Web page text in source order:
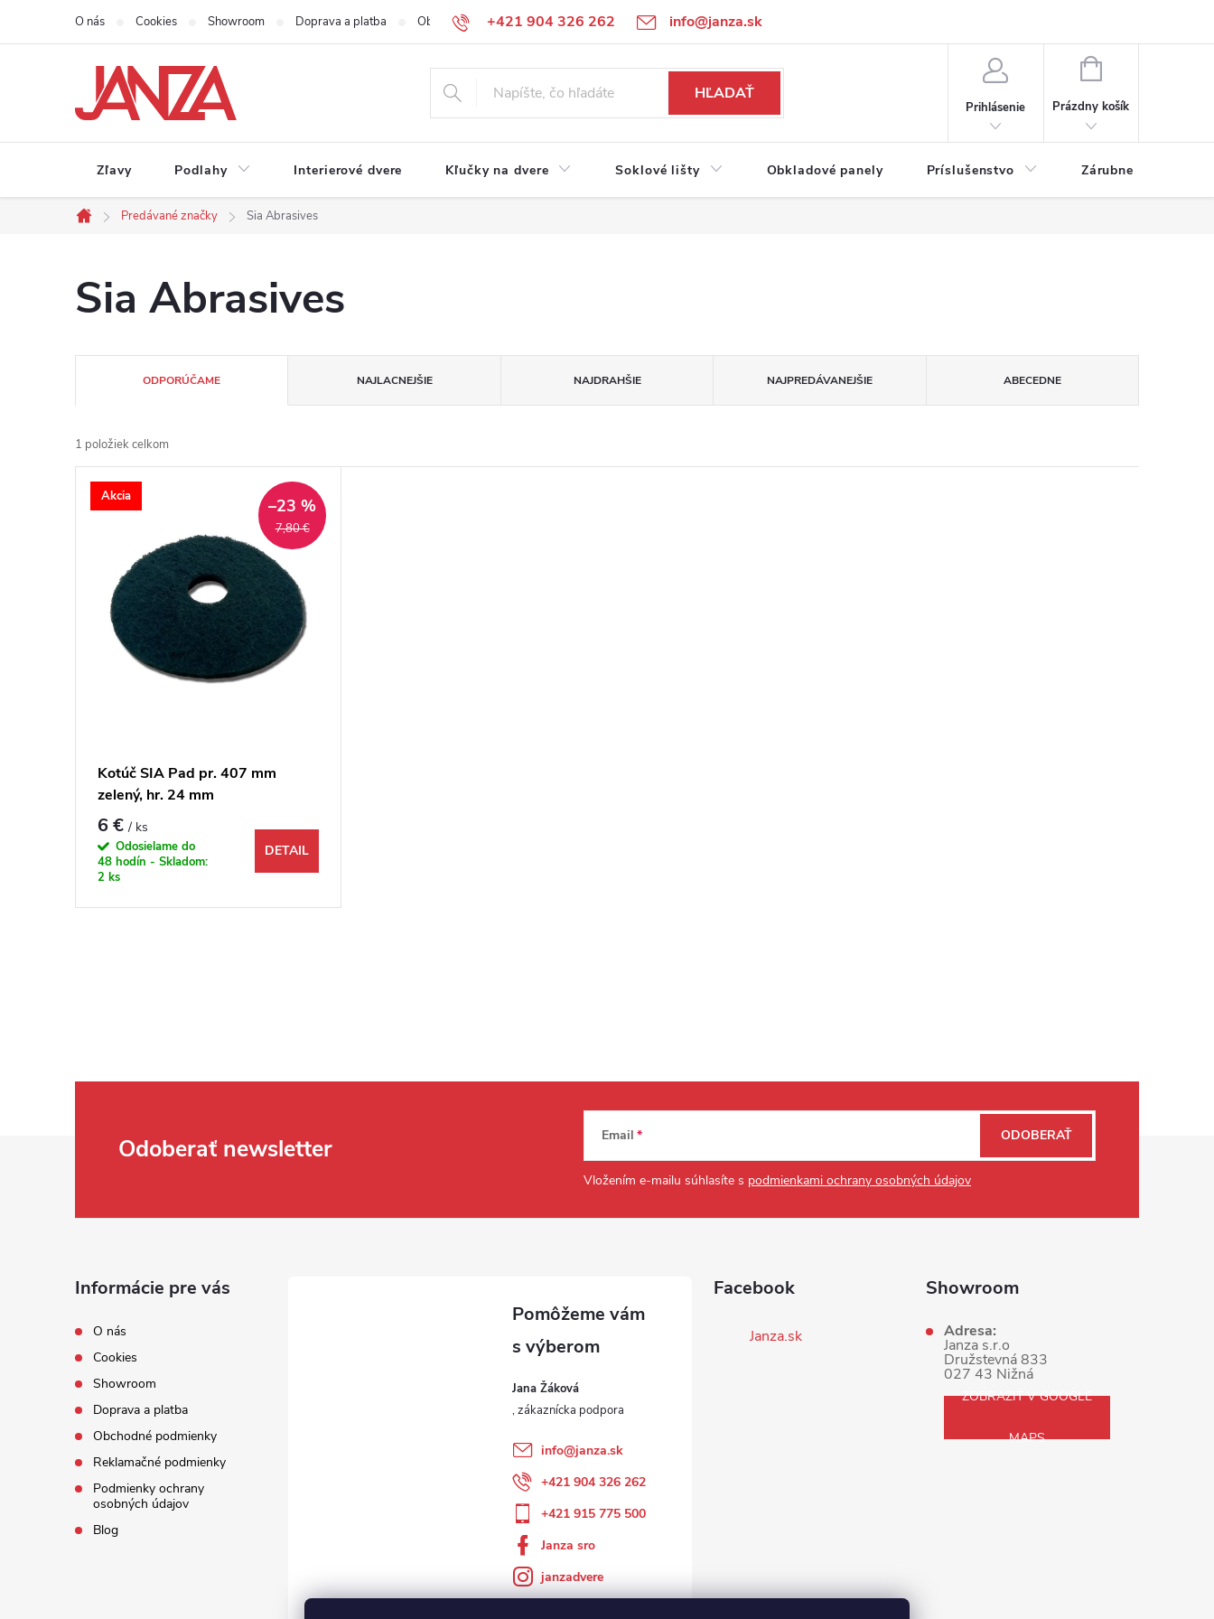
Prejsť na obsah +421 904 326 262 info@janza.sk
O nás Cookies Showroom Doprava a platba Obchodné podmienky Reklamačné podmienky Podmienky ochrany osobných údajov
HĽADAŤ
Prihlásenie
NÁKUPNÝ KOŠÍK
Prázdny košík
Zľavy Podlahy Interierové dvere Kľučky na dvere Soklové lišty Obkladové panely Príslušenstvo Zárubne
Domov
Predávané značky Sia Abrasives
Sia Abrasives
Radenie produktov
ODPORÚČAME NAJLACNEJŠIE NAJDRAHŠIE NAJPREDÁVANEJŠIE ABECEDNE
1 položiek celkom
Výpis produktov
Akcia
7,80 €
–23 %
Kotúč SIA Pad pr. 407 mm
zelený, hr. 24 mm
6 €/ ks
Odosielame do
48 hodín - Skladom:
2 ks
DETAIL
Odoberať newsletter Email
Vložením e-mailu súhlasíte s podmienkami ochrany osobných údajov
ODOBERAŤ
Informácie pre vás
O nás
Cookies
Showroom
Doprava a platba
Obchodné podmienky
Reklamačné podmienky
Podmienky ochrany
osobných údajov
Blog
Jana Žáková
info@janza.sk
+421 904 326 262
+421 915 775 500
Janza sro
janzadvere
Facebook
Janza.sk
Showroom
Adresa:
Janza s.r.o
Družstevná 833
027 43 Nižná
ZOBRAZIŤ V GOOGLE
MAPS